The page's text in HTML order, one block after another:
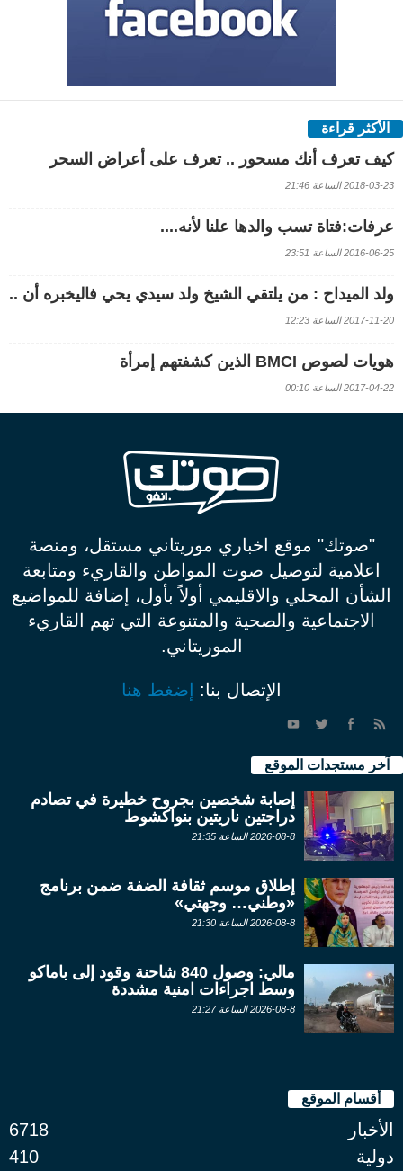
الأكثر قراءة
كيف تعرف أنك مسحور .. تعرف على أعراض السحر
2018-03-23 الساعة 21:46
عرفات:فتاة تسب والدها علنا لأنه....
2016-06-25 الساعة 23:51
ولد الميداح : من يلتقي الشيخ ولد سيدي يحي فاليخبره أن ..
2017-11-20 الساعة 12:23
هويات لصوص BMCI الذين كشفتهم إمرأة
2017-04-22 الساعة 00:10
"صوتك" موقع اخباري موريتاني مستقل، ومنصة
اعلامية لتوصيل صوت المواطن والقاريء ومتابعة
الشأن المحلي والاقليمي أولاً بأول، إضافة للمواضيع
الاجتماعية والصحية والمتنوعة التي تهم القاريء
الموريتاني.
الإتصال بنا: إضغط هنا
آخر مستجدات الموقع
إصابة شخصين بجروح خطيرة في تصادم
دراجتين ناريتين بنواكشوط
2026-08-8 الساعة 21:35
إطلاق موسم ثقافة الضفة ضمن برنامج
«وطني… وجهتي»
2026-08-8 الساعة 21:30
مالي: وصول 840 شاحنة وقود إلى باماكو
وسط اجراءات امنية مشددة
2026-08-8 الساعة 21:27
أقسام الموقع
الأخبار
6718
دولية
410